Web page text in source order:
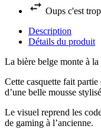
Oups c'est
Description
Détails du produit
La bière belge monte à
Cette casquette fait partie
d’une belle mousse
Le visuel reprend les
de gaming à l’ancienne.